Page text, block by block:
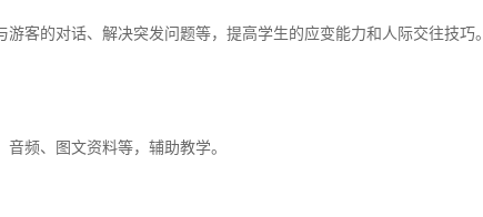
客的对话、解决突发问题等，提高学生的应变能力和人际交往技巧。
频、图文资料等，辅助教学。